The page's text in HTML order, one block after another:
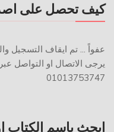
كيف تحصل على
عفواً ... تم ايقاف التسجيل
يرجى الاتصال او التواصل
01013753747
ابحث باسم الكتاب